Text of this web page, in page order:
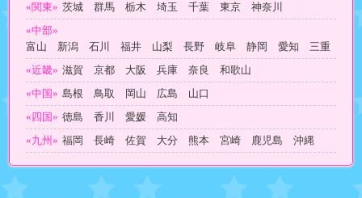
«関東» 茨城 群馬 栃木 埼玉 千葉 東京 神奈川
«中部»
富山 新潟 石川 福井 山梨 長野 岐阜 静岡 愛知 三重
«近畿» 滋賀 京都 大阪 兵庫 奈良 和歌山
«中国» 島根 鳥取 岡山 広島 山口
«四国» 徳島 香川 愛媛 高知
«九州» 福岡 長崎 佐賀 大分 熊本 宮崎 鹿児島 沖縄